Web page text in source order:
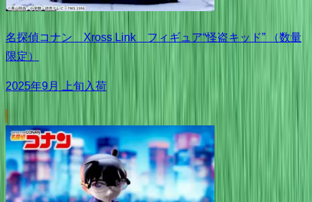
名探偵コナン Xross Link フィギュア“怪盗キッド” （数量
限定）
2025年9月 上旬入荷